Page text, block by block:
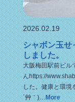
2026.02.19
シャボン玉せ
しました。
大阪梅田駅前ビル
んhttps://
した。健康と環境
´艸｀)…More